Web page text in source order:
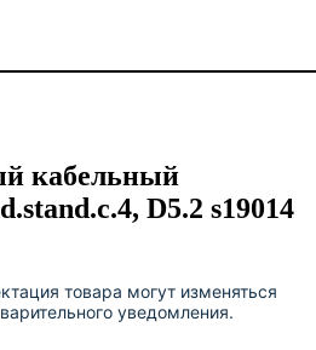
кабельный
D5.2 s19014
товара могут изменяться
уведомления.